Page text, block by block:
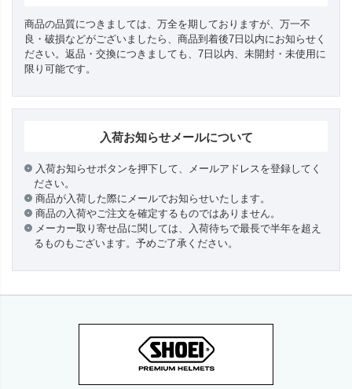
商品の品質につきましては、万全を期しておりますが、万一不
良・破損などがございましたら、商品到着後7日以内にお知らせく
ださい。返品・交換につきましても、7日以内、未開封・未使用に
限り可能です。
入荷お知らせメールについて
入荷お知らせボタンを押下して、メールアドレスを登録してく
ださい。
商品が入荷した際にメールでお知らせいたします。
商品の入荷やご注文を確定するものではありません。
メーカー取り寄せ品に関しては、入荷待ちで最長で半年を超え
るものもございます。予めご了承ください。